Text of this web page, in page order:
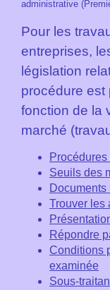
administrative
Pour les
entreprises,
législation
procédure est
fonction de la
marché
Seuils des
Trouver les
Répondre
Conditions
examinée
Sous-